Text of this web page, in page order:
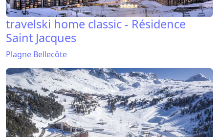
travelski home classic - Résidence
Saint Jacques
Plagne Bellecôte